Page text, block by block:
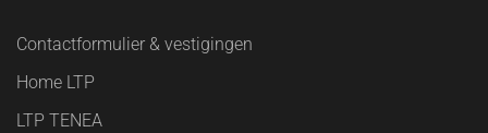
Contactformulier & vestigingen
Home LTP
LTP TENEA